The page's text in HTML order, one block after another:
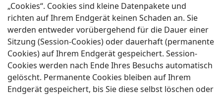
„Cookies“. Cookies sind kleine Datenpakete und
richten auf Ihrem Endgerät keinen Schaden an. Sie
werden entweder vorübergehend für die Dauer einer
Sitzung (Session-Cookies) oder dauerhaft (permanente
Cookies) auf Ihrem Endgerät gespeichert. Session-
Cookies werden nach Ende Ihres Besuchs automatisch
gelöscht. Permanente Cookies bleiben auf Ihrem
Endgerät gespeichert, bis Sie diese selbst löschen oder